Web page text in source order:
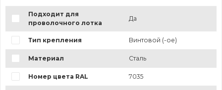
Подходит для
проволочного лотка
Да
Тип крепления Винтовой (-ое)
Материал Сталь
Номер цвета RAL 7035